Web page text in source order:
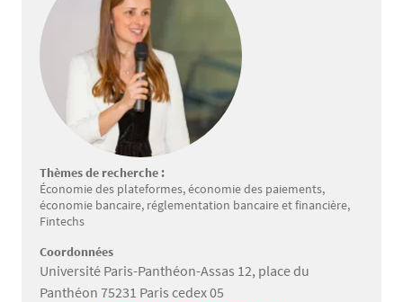
Thèmes de recherche :
Économie des plateformes, économie des paiements,
économie bancaire, réglementation bancaire et financière,
Fintechs
Coordonnées
Université Paris-Panthéon-Assas 12, place du
Panthéon 75231 Paris cedex 05